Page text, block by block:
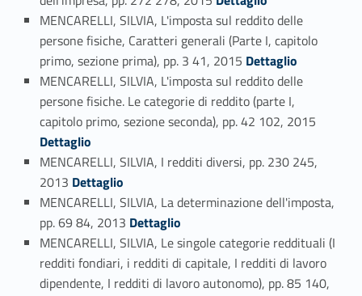
MENCARELLI, SILVIA, L'imposta sul reddito delle
persone fisiche, Caratteri generali (Parte I, capitolo
primo, sezione prima), pp. 3 41, 2015 Link identifier #identifier_person_102081-58
Dettaglio
MENCARELLI, SILVIA, L'imposta sul reddito delle
persone fisiche. Le categorie di reddito (parte I,
capitolo primo, sezione seconda), pp. 42 102, 2015
Dettaglio
MENCARELLI, SILVIA, I redditi diversi, pp. 230 245,
2013 Link identifier #identifier_person_52909-60
Dettaglio
MENCARELLI, SILVIA, La determinazione dell'imposta,
pp. 69 84, 2013 Link identifier #identifier_person_71634-61
Dettaglio
MENCARELLI, SILVIA, Le singole categorie reddituali (I
redditi fondiari, i redditi di capitale, I redditi di lavoro
dipendente, I redditi di lavoro autonomo), pp. 85 140,